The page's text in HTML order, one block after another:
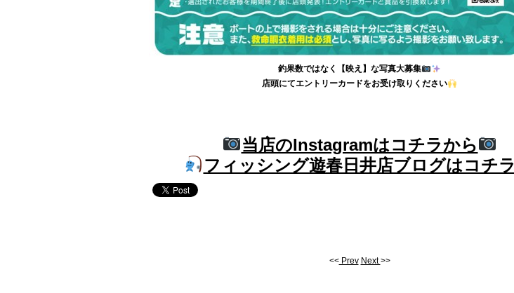
釣果数ではなく【映え】な写真大募集
店頭にてエントリーカードをお受け取りください
当店のInstagramはコチラから
フィッシング遊春日井店ブログはコチラ
<<Prev Next>>